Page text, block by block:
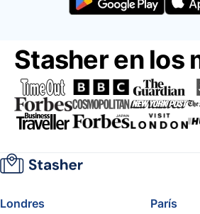
Stasher en los
Londres
París